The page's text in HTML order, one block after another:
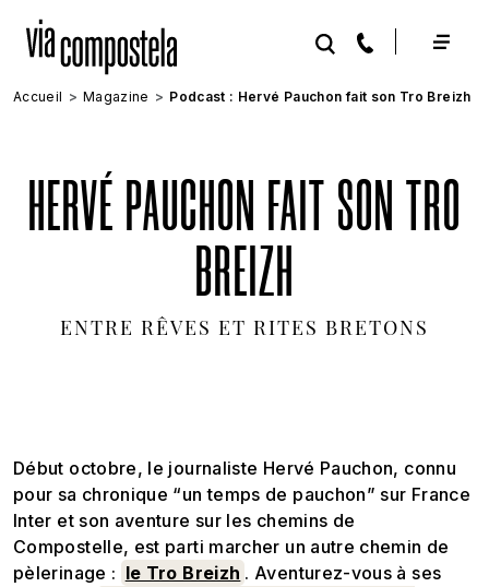
Accueil Magazine Podcast : Hervé Pauchon fait son Tro Breizh
HERVÉ PAUCHON FAIT SON TRO
BREIZH
ENTRE RÊVES ET RITES BRETONS
Début octobre, le journaliste Hervé Pauchon, connu
pour sa chronique “un temps de pauchon” sur France
Inter et son aventure sur les chemins de
Compostelle, est parti marcher un autre chemin de
pèlerinage : le Tro Breizh . Aventurez-vous à ses